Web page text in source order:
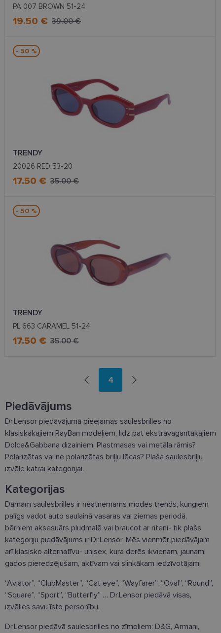
PA 007 BROWN 51-24
19.50 € 39.00 €
- 50 %
TRENDY
20026 RED 53-20
17.50 € 35.00 €
- 50 %
TRENDY
PL 663 CARAMEL 51-24
17.50 € 35.00 €
4
Piedāvājums
Dr.Lensor piedāvājumā pieejamas saulesbrilles no
klasiskākajiem RayBan modeļiem, līdz pat ekstravagantākajiem
Dolce&Gabbana dizainiem. Plastmasas vai metāla rāmis?
Polarizētas vai ne polarizētas briļļu lēcas? Plaša saulesbriļļu
izvēle katrai kategorijai.
Kategorijas
Dāmām saulesbrilles ir neatņemams modes trends, kungiem
palīgs vadot auto saulainā vasaras vai ziemas periodā,
bērniem aksesuārs pludmalē vai braucot ar riteni- tik plašs
kategoriju piedāvājums ir Dr.Lensor. Mēs vienmēr piedāvājam
arī klasisko alternatīvu- unisex, kura derēs ikvienam, jaunam,
gados pieredzējušam, aktīvam vai slinkākam iedzīvotājam.
“Aviator”, “ClubMaster”, “Cat eye”, “Wayfarer”, “Oval”, “Round”,
“Square”, “Sport”, “Butterfly” … Dr.Lensor piedāvā visas,
izvēlies savu īsto personību.
Dr.Lensor piedāvā saulesbrilles no zīmoliem: D&G, Armani,
__kla_id
Klaviyo Inc.
www.lensor.eu
1 gads 1
mēnesis